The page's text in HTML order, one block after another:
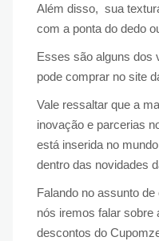
Além disso, sua
com a ponta do dedo
Esses são alguns dos
pode comprar no site
Vale ressaltar que a
inovação e parcerias
está inserida no
dentro das novidades
Falando no assunto
nós iremos falar sobre
descontos do